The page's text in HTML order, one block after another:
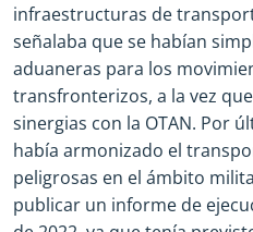
infraestructuras de
señalaba que se habían
aduaneras para los
transfronterizos, a la vez
sinergias con la OTAN. Por
había armonizado el
peligrosas en el ámbito
publicar un informe de